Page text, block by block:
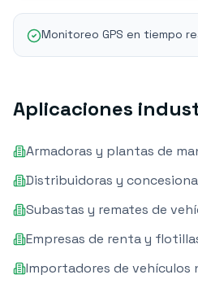
Monitoreo GPS en tiempo
Aplicaciones
Armadoras y plantas de
Distribuidoras y
Subastas y remates de
Empresas de renta y
Importadores de vehículos